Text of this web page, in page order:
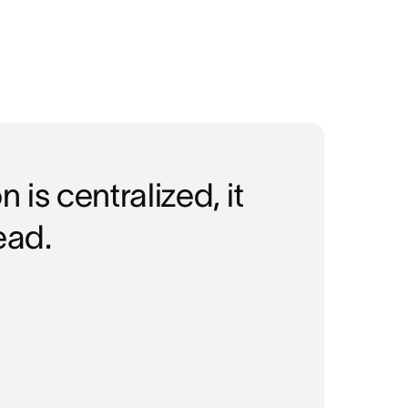
is centralized, it